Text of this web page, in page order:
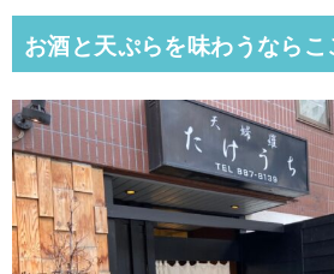
お酒と天ぷらを味わうならこ